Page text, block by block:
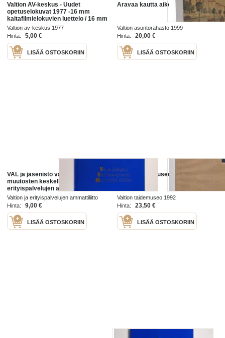
Valtion AV-keskus - Uudet
opetuselokuvat 1977 -16 mm
kaitafilmielokuvien luettelo / 16 mm
movie catalog
Valtion av-keskus 1977
Hinta:
5,00 €
LISÄÄ OSTOSKORIIN
Aravaa kautta aikojen
Valtion asuntorahasto 1999
Hinta:
20,00 €
LISÄÄ OSTOSKORIIN
VAL ja jäsenistö valtionhallinnon
muutosten keskellä : valtion ja
erityispalvelujen ammattiliitto VAL
ry:n toinen vuosikymmen 1988-
1998
Valtion ja erityispalvelujen ammattiliitto
VAL 1998
Hinta: 9,00 €
LISÄÄ OSTOSKORIIN
Valtion taidemuseo
Valtion taidemuseo 1992
Hinta:
23,50 €
LISÄÄ OSTOSKORIIN